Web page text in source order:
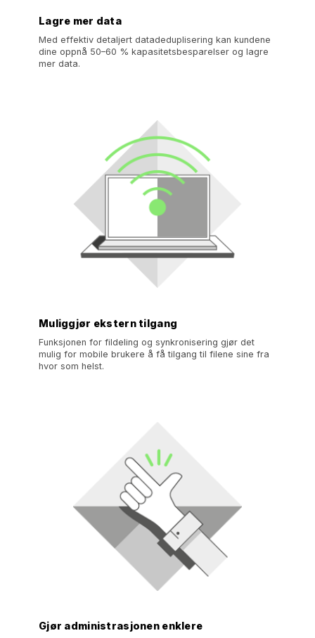
Lagre mer data
Med effektiv detaljert datadeduplisering kan kundene
dine oppnå 50–60 % kapasitetsbesparelser og lagre
mer data.
Muliggjør ekstern tilgang
Funksjonen for fildeling og synkronisering gjør det
mulig for mobile brukere å få tilgang til filene sine fra
hvor som helst.
Gjør administrasjonen enklere